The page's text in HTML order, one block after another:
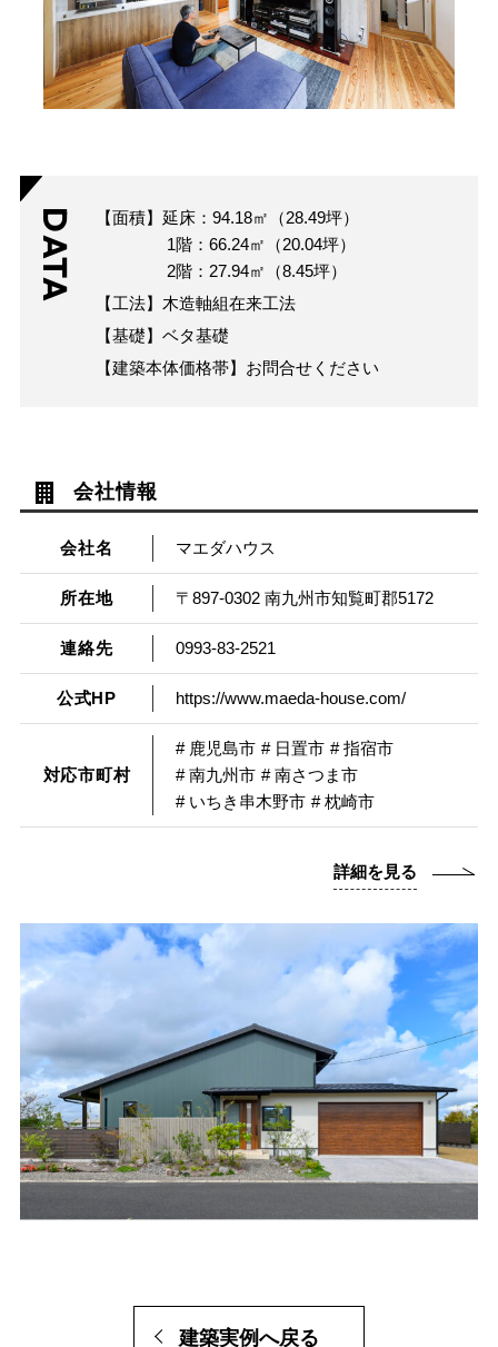
DATA
【面積】延床：94.18㎡（28.49坪）
1階：66.24㎡（20.04坪）
2階：27.94㎡（8.45坪）
【工法】木造軸組在来工法
【基礎】ベタ基礎
【建築本体価格帯】お問合せください
会社情報
会社名 マエダハウス
所在地 〒897-0302 南九州市知覧町郡5172
連絡先 0993-83-2521
公式HP https://www.maeda-house.com/
対応市町村
# 鹿児島市 # 日置市 # 指宿市
# 南九州市 # 南さつま市
# いちき串木野市 # 枕崎市
詳細を見る
建築実例へ戻る